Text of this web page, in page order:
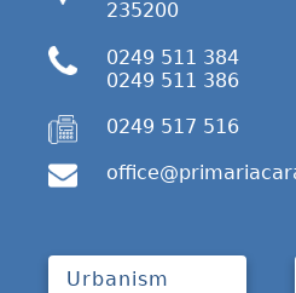
235200
0249 511 384
0249 511 386
0249 517 516
Urbanism